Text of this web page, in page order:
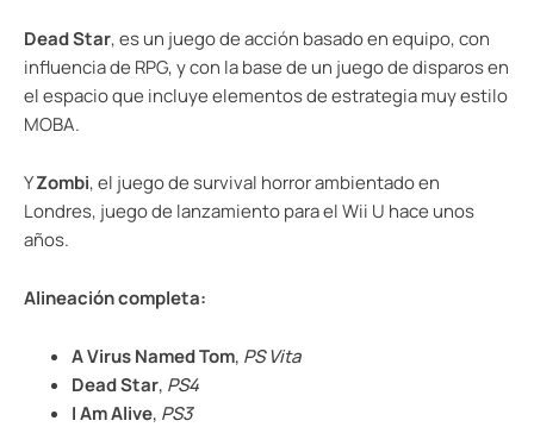
Dead Star, es un juego de acción basado en equipo, con
influencia de RPG, y con la base de un juego de disparos en
el espacio que incluye elementos de estrategia muy estilo
MOBA.
YZombi, el juego de survival horror ambientado en
Londres, juego de lanzamiento para el Wii U hace unos
años.
Alineación completa:
A Virus Named Tom, PS Vita
Dead Star, PS4
I Am Alive, PS3